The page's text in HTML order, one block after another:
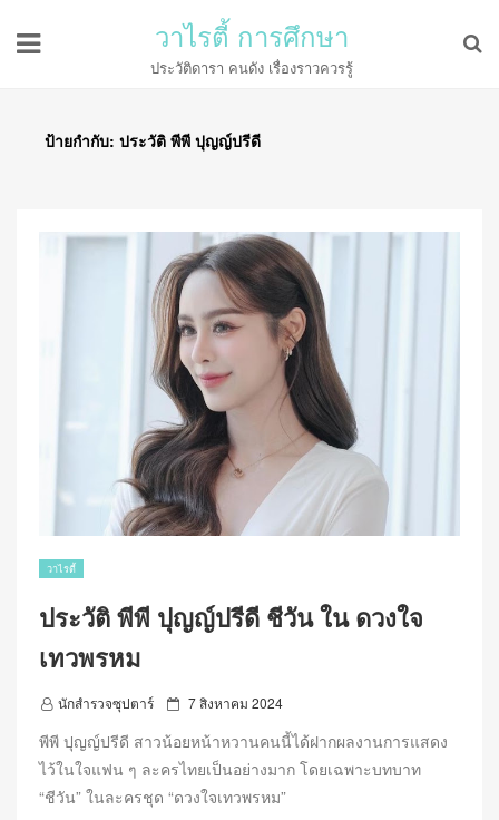
วาไรตี้ การศึกษา
ประวัติดารา คนดัง เรื่องราวควรรู้
ป้ายกำกับ: ประวัติ พีพี ปุญญ์ปรีดี
วาไรตี้
ประวัติ พีพี ปุญญ์ปรีดี ชีวัน ใน ดวงใจ
เทวพรหม
นักสำรวจซุปตาร์
P
e
7 สิงหาคม 2024
พีพี ปุญญ์ปรีดี สาวน้อยหน้าหวานคนนี้ได้ฝากผลงานการแสดง
ไว้ในใจแฟน ๆ ละครไทยเป็นอย่างมาก โดยเฉพาะบทบาท
“ชีวัน” ในละครชุด “ดวงใจเทวพรหม”